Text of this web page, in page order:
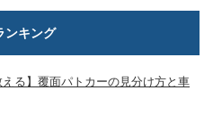
ンキング
える】覆面パトカーの見分け方と車